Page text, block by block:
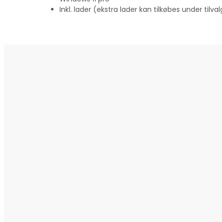
Inkl. lader (ekstra lader kan tilkøbes under